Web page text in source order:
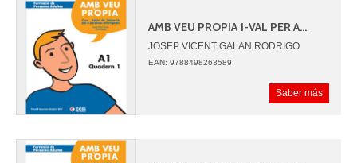
AMB VEU PROPIA 1-VAL PER A...
JOSEP VICENT GALAN RODRIGO
CELIA ESTELLES GIMENEZ
EAN: 9788498263589
Saber más